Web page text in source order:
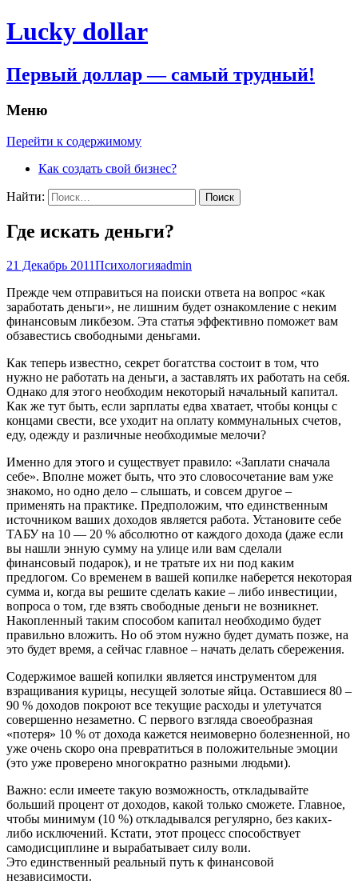
Lucky dollar
Первый доллар — самый трудный!
Меню
Перейти к содержимому
Как создать свой бизнес?
Найти:
Где искать деньги?
21 Декабрь 2011Психологияadmin
Прежде чем отправиться на поиски ответа на вопрос «как
заработать деньги», не лишним будет ознакомление с неким
финансовым ликбезом. Эта статья эффективно поможет вам
обзавестись свободными деньгами.
Как теперь известно, секрет богатства состоит в том, что
нужно не работать на деньги, а заставлять их работать на себя.
Однако для этого необходим некоторый начальный капитал.
Как же тут быть, если зарплаты едва хватает, чтобы концы с
концами свести, все уходит на оплату коммунальных счетов,
еду, одежду и различные необходимые мелочи?
Именно для этого и существует правило: «Заплати сначала
себе». Вполне может быть, что это словосочетание вам уже
знакомо, но одно дело – слышать, и совсем другое –
применять на практике. Предположим, что единственным
источником ваших доходов является работа. Установите себе
ТАБУ на 10 — 20 % абсолютно от каждого дохода (даже если
вы нашли энную сумму на улице или вам сделали
финансовый подарок), и не тратьте их ни под каким
предлогом. Со временем в вашей копилке наберется некоторая
сумма и, когда вы решите сделать какие – либо инвестиции,
вопроса о том, где взять свободные деньги не возникнет.
Накопленный таким способом капитал необходимо будет
правильно вложить. Но об этом нужно будет думать позже, на
это будет время, а сейчас главное – начать делать сбережения.
Содержимое вашей копилки является инструментом для
взращивания курицы, несущей золотые яйца. Оставшиеся 80 –
90 % доходов покроют все текущие расходы и улетучатся
совершенно незаметно. С первого взгляда своеобразная
«потеря» 10 % от дохода кажется неимоверно болезненной, но
уже очень скоро она превратиться в положительные эмоции
(это уже проверено многократно разными людьми).
Важно: если имеете такую возможность, откладывайте
больший процент от доходов, какой только сможете. Главное,
чтобы минимум (10 %) откладывался регулярно, без каких-
либо исключений. Кстати, этот процесс способствует
самодисциплине и вырабатывает силу воли.
Это единственный реальный путь к финансовой
независимости.